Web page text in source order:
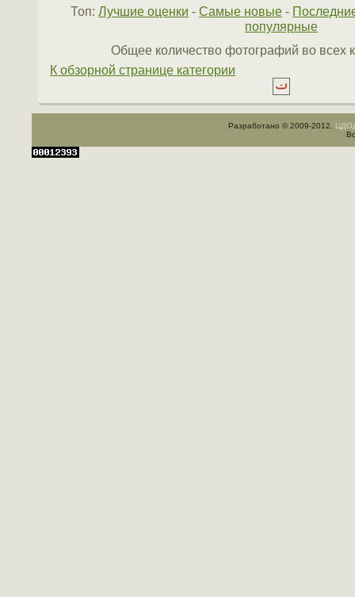
Топ: Лучшие оценки - Самые новые -
популярные
Общее количество фотографий во всех
К обзорной странице категории
Разработано © 2009-2012.